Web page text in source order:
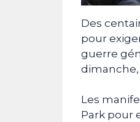
Des
pour
guerre
dimanche,
Les
Park pour